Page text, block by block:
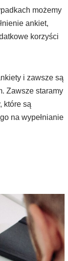
możemy
ankiet,
korzyści
i zawsze są
Zawsze staramy
które są
na wypełnianie